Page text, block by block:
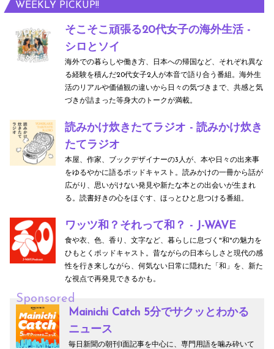
WEEKLY PICKUP!!
そこそこ頑張る20代女子の海外生活 -
シロとソイ
海外での暮らしや働き方、日本への帰国など、それぞれ異な
る経験を積んだ20代女子2人が本音で語り合う番組。海外生
活のリアルや価値観の違いから日々の気づきまで、共感と気
づきが詰まった等身大のトークが満載。
読みかけ炊きたてラジオ - 読みかけ炊き
たてラジオ
本屋、作家、ブックデザイナーの3人が、本や日々の出来事
をゆるやかに語るポッドキャスト。読みかけの一冊から話が
広がり、思いがけない発見や新たな本との出会いが生まれ
る。読書好きの心をほぐす、ほっとひと息つける番組。
ワッツ和？それって和？ - J-WAVE
食や衣、色、香り、文字など、暮らしに息づく"和"の魅力を
ひもとくポッドキャスト。昔ながらの日本らしさと現代の感
性を行き来しながら、何気ない日常に隠れた「和」を、新た
な視点で再発見できるかも。
Sponsored
Mainichi Catch 5分でサクッとわかる
ニュース
毎日新聞の朝刊1面記事を中心に、専門用語を噛み砕いて